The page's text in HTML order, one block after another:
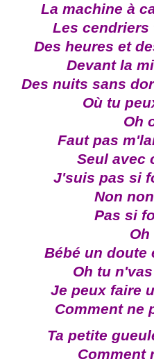
La machine à
Les cendriers
Des heures et
Devant la
Des nuits sans
Où tu
Oh
Faut pas
Seul avec
J'suis pas si
Non
Pas si
Oh
Bébé un doute
Oh tu
Je peux faire
Comment ne
Ta petite
Comment